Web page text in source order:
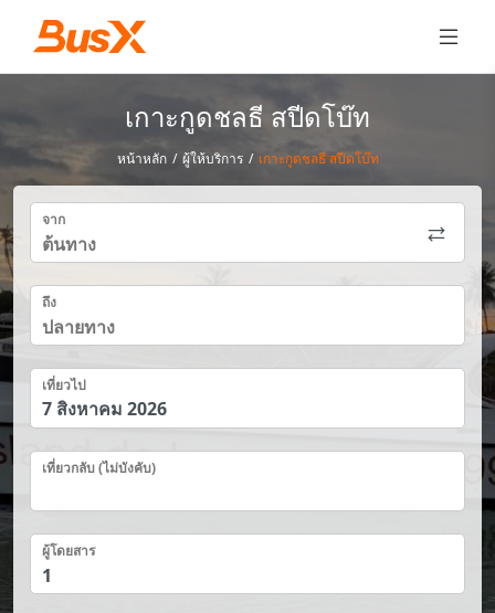
เกาะกูดชลธี สปีดโบ๊ท
หน้าหลัก / ผู้ให้บริการ / เกาะกูดชลธี สปีดโบ๊ท
จาก
ถึง
เที่ยวไป
เที่ยวกลับ (ไม่บังคับ)
ผู้โดยสาร